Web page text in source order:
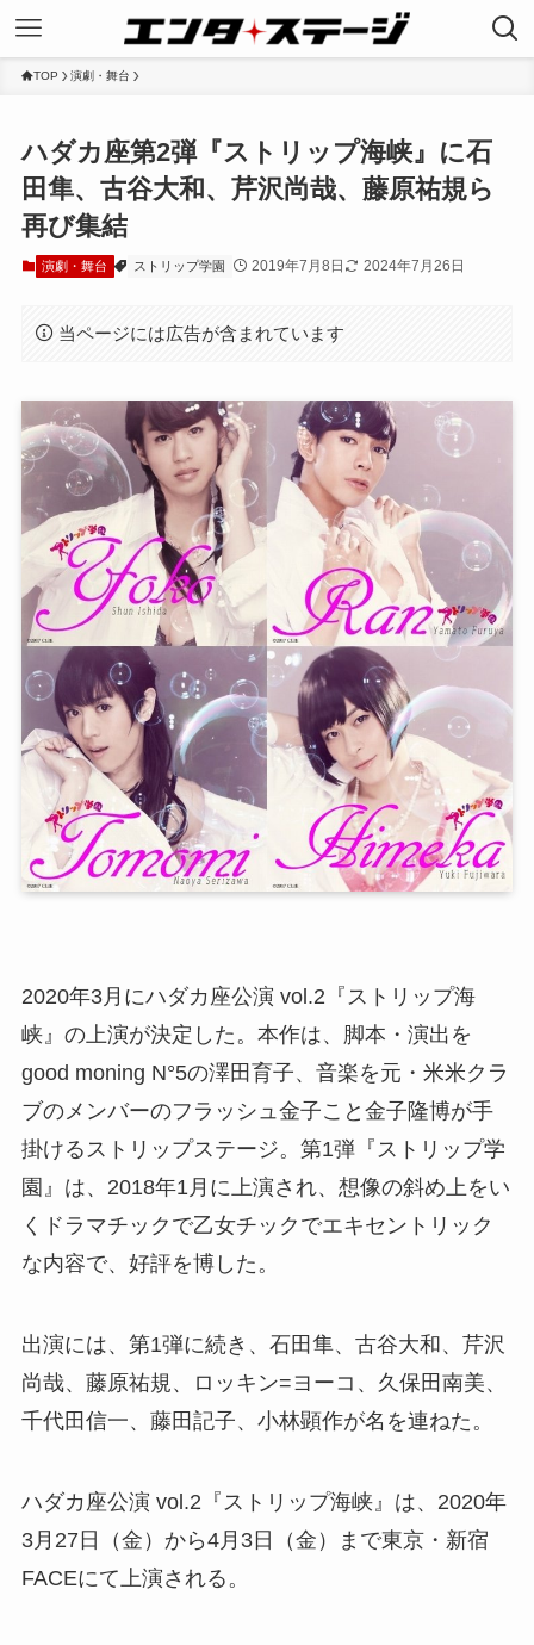
TOP 演劇・舞台
ハダカ座第2弾『ストリップ海峡』に石
田隼、古谷大和、芹沢尚哉、藤原祐規ら
再び集結
演劇・舞台 ストリップ学園 2019年7月8日 2024年7月26日
当ページには広告が含まれています
2020年3月にハダカ座公演 vol.2『ストリップ海
峡』の上演が決定した。本作は、脚本・演出を
good moning N°5の澤田育子、音楽を元・米米クラ
ブのメンバーのフラッシュ金子こと金子隆博が手
掛けるストリップステージ。第1弾『ストリップ学
園』は、2018年1月に上演され、想像の斜め上をい
くドラマチックで乙女チックでエキセントリック
な内容で、好評を博した。
出演には、第1弾に続き、石田隼、古谷大和、芹沢
尚哉、藤原祐規、ロッキン=ヨーコ、久保田南美、
千代田信一、藤田記子、小林顕作が名を連ねた。
ハダカ座公演 vol.2『ストリップ海峡』は、2020年
3月27日（金）から4月3日（金）まで東京・新宿
FACEにて上演される。